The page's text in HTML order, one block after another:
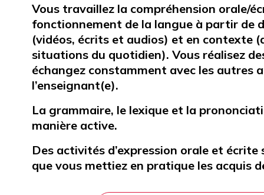
Vous travaillez la compréhension orale/
fonctionnement de la langue à partir de
(vidéos, écrits et audios) et en contexte
situations du quotidien). Vous réalisez
échangez constamment avec les autres
l’enseignant(e).
La grammaire, le lexique et la
manière active.
Des activités d’expression orale et
que vous mettiez en pratique les acquis